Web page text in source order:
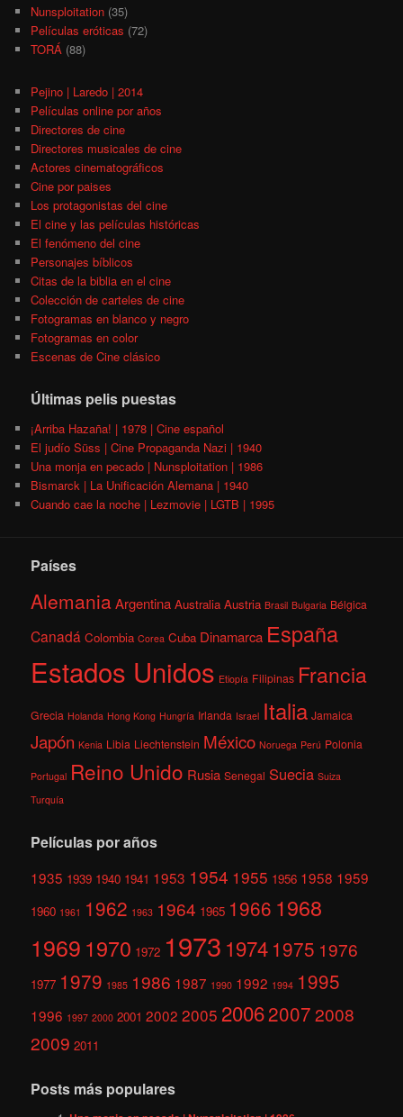
Nunsploitation (35)
Películas eróticas (72)
TORÁ (88)
Pejino | Laredo | 2014
Películas online por años
Directores de cine
Directores musicales de cine
Actores cinematográficos
Cine por paises
Los protagonistas del cine
El cine y las películas históricas
El fenómeno del cine
Personajes bíblicos
Citas de la biblia en el cine
Colección de carteles de cine
Fotogramas en blanco y negro
Fotogramas en color
Escenas de Cine clásico
Últimas pelis puestas
¡Arriba Hazaña! | 1978 | Cine español
El judío Süss | Cine Propaganda Nazi | 1940
Una monja en pecado | Nunsploitation | 1986
Bismarck | La Unificación Alemana | 1940
Cuando cae la noche | Lezmovie | LGTB | 1995
Países
AlemaniaArgentina Australia Austria Brasil Bulgaria Bélgica
Canadá Colombia Corea Cuba Dinamarca España
Estados Unidos Etiopía Filipinas Francia
Grecia Holanda Hong Kong Hungría Irlanda Israel Italia Jamaica
Japón Kenia Libia Liechtenstein México Noruega Perú Polonia
Portugal Reino Unido Rusia Senegal Suecia Suiza
Turquía
Películas por años
1935 1939 1940 1941 1953 1954 1955 1956 1958 1959
1960 1961 1962 1963 1964 1965 1966 1968
1969 1970 1972 1973 1974 1975 1976
1977 1979 1985 1986 1987 1990 1992 1994 1995
1996 1997 2000 2001 2002 2005 200620072008
2009 2011
Posts más populares